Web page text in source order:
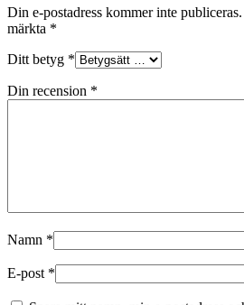
Din e-postadress kommer inte publiceras.
märkta *
Ditt betyg *
Din recension *
Namn *
E-post *